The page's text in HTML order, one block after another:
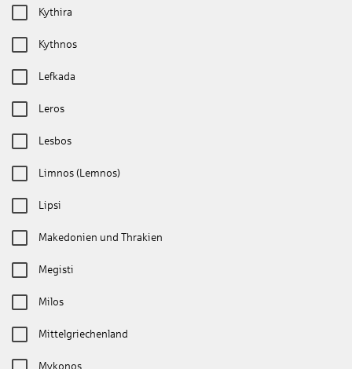
Kythira
Kythnos
Lefkada
Leros
Lesbos
Limnos (Lemnos)
Lipsi
Makedonien und Thrakien
Megisti
Milos
Mittelgriechenland
Mykonos